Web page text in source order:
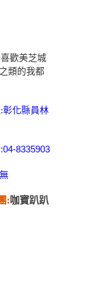
歡美芝城
類的我都
化縣員林
8335903
:咖寶趴趴